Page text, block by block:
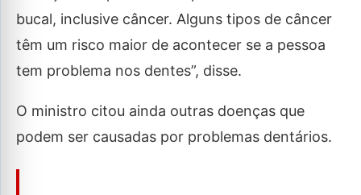
bucal, inclusive câncer. Alguns tipos de câncer
têm um risco maior de acontecer se a pessoa
tem problema nos dentes”, disse.
O ministro citou ainda outras doenças que
podem ser causadas por problemas dentários.